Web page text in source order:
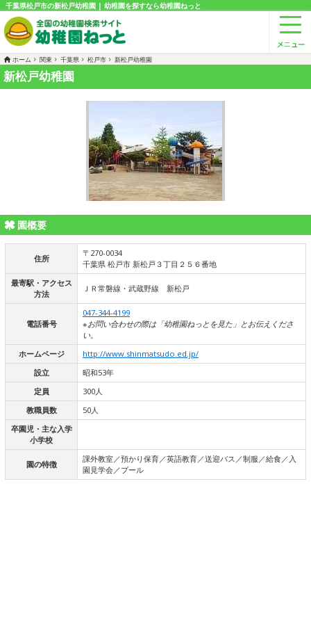
千葉県松戸市の新松戸幼稚園 | 幼稚園を探すなら幼稚園ねっと
ホーム 関東 千葉県 松戸市 新松戸幼稚園
新松戸幼稚園
園概要
住所
〒270-0034
千葉県 松戸市 新松戸３丁目２５６番地
最寄駅・アクセス
方法
ＪＲ常磐線・武蔵野線 新松戸
電話番号
047-344-4199
※お問い合わせの際は「幼稚園ねっとを見た」とお伝えくださ
い。
ホームページ
http://www.shinmatsudo.ed.jp/
設立
昭和53年
定員
300人
教職員数
50人
卒園児・主な入学
小学校
園の特徴
課外教室／預かり保育／英語教育／送迎バス／制服／給食／入
園見学会／プール